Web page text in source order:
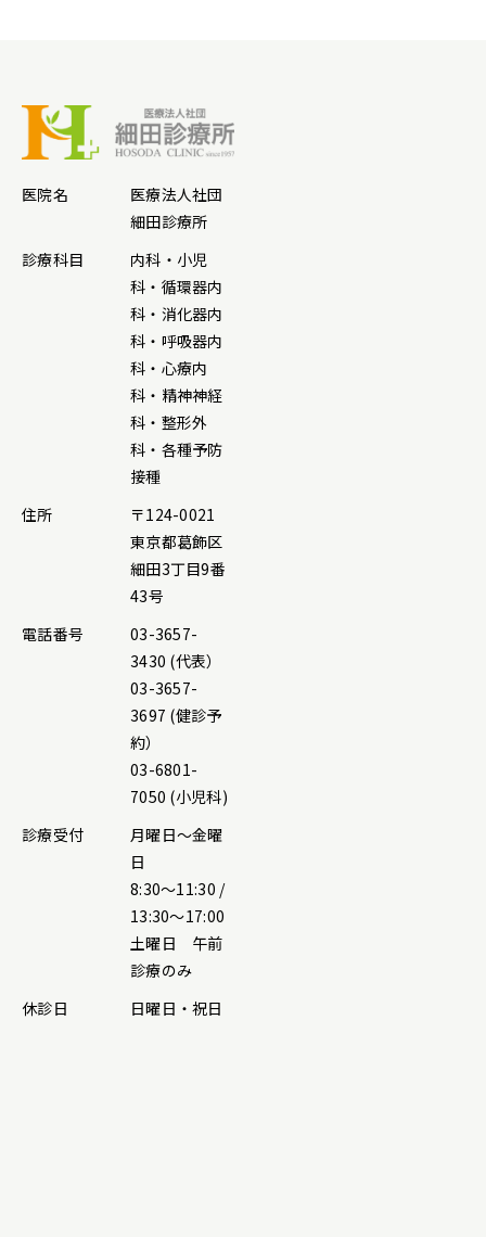
医院名
医療法人社団
細田診療所
診療科目
内科・小児
科・循環器内
科・消化器内
科・呼吸器内
科・心療内
科・精神神経
科・整形外
科・各種予防
接種
住所
〒124-0021
東京都葛飾区
細田3丁目9番
43号
電話番号
03-3657-
3430 (代表）
03-3657-
3697 (健診予
約）
03-6801-
7050 (小児科)
診療受付
月曜日～金曜
日
8:30～11:30 /
13:30～17:00
土曜日 午前
診療のみ
休診日
日曜日・祝日